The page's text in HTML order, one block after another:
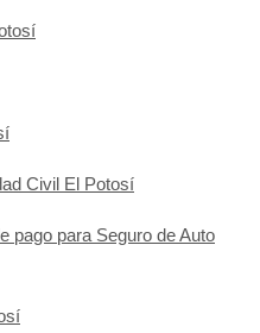
Civil El Potosí
pago para Seguro de Auto